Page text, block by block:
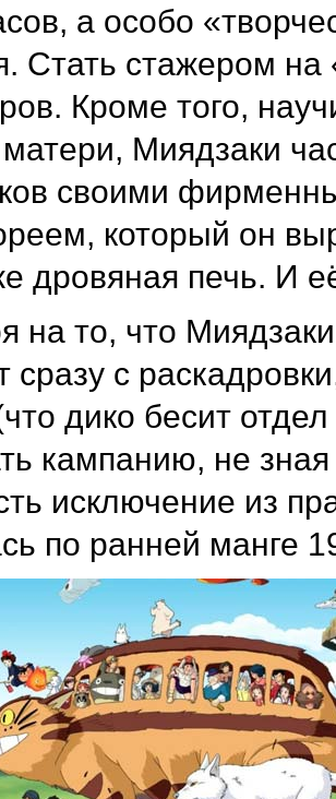
а особо
Стать стажером
Кроме того,
Миядзаки
своими
который он
дровяная печь. И
на то, что
сразу с
дико бесит
кампанию, не
исключение из
по ранней манге